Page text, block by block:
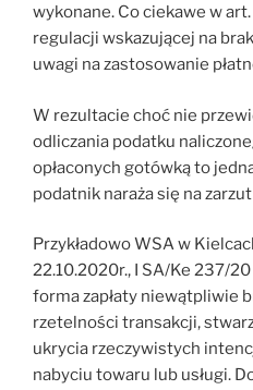
wykonane. Co ciekawe w
regulacji wskazującej na
uwagi na zastosowanie
W rezultacie choć nie
odliczania podatku
opłaconych gotówką to
podatnik naraża się na zarzut
Przykładowo WSA w
22.10.2020r., I SA/Ke 237/
forma zapłaty niewątpliwie
rzetelności transakcji,
ukrycia rzeczywistych
nabyciu towaru lub usługi.